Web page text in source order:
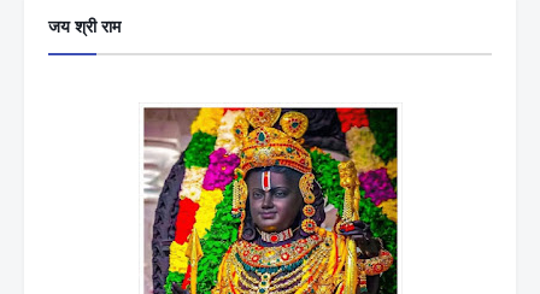
जय श्री राम